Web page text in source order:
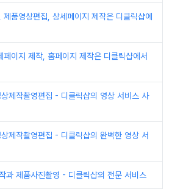
제품영상편집, 상세페이지 제작은 디클릭샵에
페이지 제작, 홈페이지 제작은 디클릭샵에서
제작촬영편집 - 디클릭샵의 영상 서비스 사
제작촬영편집 - 디클릭샵의 완벽한 영상 서
과 제품사진촬영 - 디클릭샵의 전문 서비스